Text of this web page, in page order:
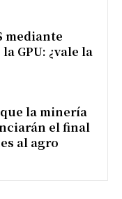
mediante
GPU: ¿vale la
la minería
el final
al agro